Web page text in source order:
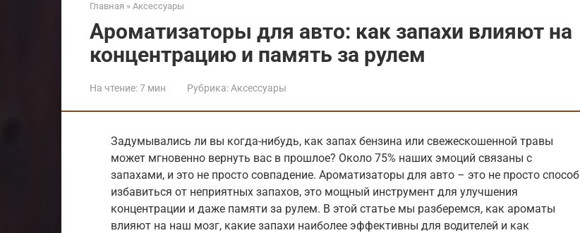
Главная » Аксессуары
Ароматизаторы для авто: как запахи влияют на
концентрацию и память за рулем
На чтение:7 мин Рубрика: Аксессуары
Задумывались ли вы когда-нибудь, как запах бензина или свежескошенной травы
может мгновенно вернуть вас в прошлое? Около 75% наших эмоций связаны с
запахами, и это не просто совпадение. Ароматизаторы для авто – это не просто способ
избавиться от неприятных запахов, это мощный инструмент для улучшения
концентрации и даже памяти за рулем. В этой статье мы разберемся, как ароматы
влияют на наш мозг, какие запахи наиболее эффективны для водителей и как